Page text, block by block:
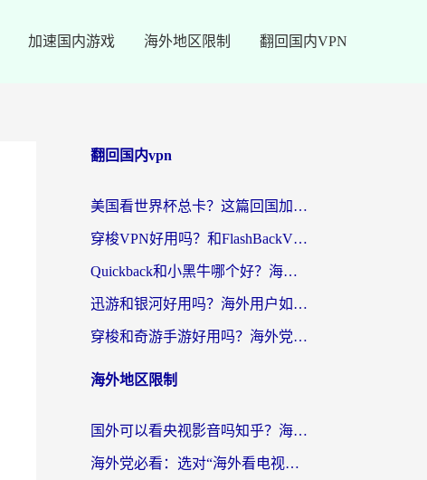
加速国内游戏 海外地区限制 翻回国内VPN
翻回国内vpn
美国看世界杯总卡？这篇回国加速器指南帮你无缝刷国内资源（附苹果手机VPN设置步骤）
穿梭VPN好用吗？和FlashBackVPN对比哪个回国效果更好？
Quickback和小黑牛哪个好？海外党亲测指南，选对回国加速器秒回国内
迅游和银河好用吗？海外用户如何选择回国加速器实现无缝访问国内资源
穿梭和奇游手游好用吗？海外党亲测3款回国加速器，附蜜蜂加速器七天试用攻略
海外地区限制
国外可以看央视影音吗知乎？海外党亲测有效的回国加速方案
海外党必看：选对“海外看电视剧软件”，再也不用愁国内剧刷不了